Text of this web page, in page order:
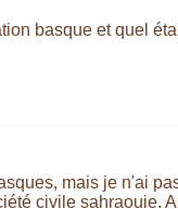
basque et quel
mais je n'ai
civile sahraouie.